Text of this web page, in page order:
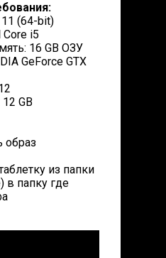
(64-bit)
i5
16 GB ОЗУ
GeForce GTX
GB
образ
из папки
в папку где